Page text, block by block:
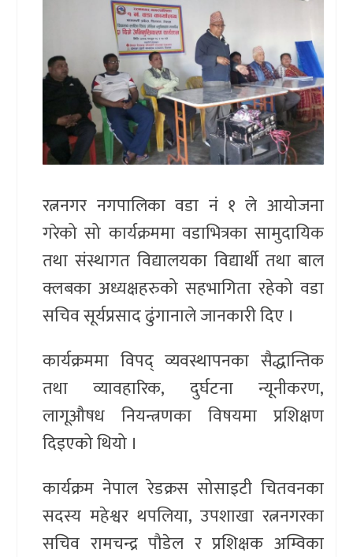
रत्ननगर नगपालिका वडा नं १ ले आयोजना
गरेको सो कार्यक्रममा वडाभित्रका सामुदायिक
तथा संस्थागत विद्यालयका विद्यार्थी तथा बाल
क्लबका अध्यक्षहरुको सहभागिता रहेको वडा
सचिव सूर्यप्रसाद ढुंगानाले जानकारी दिए ।
कार्यक्रममा विपद् व्यवस्थापनका सैद्धान्तिक
तथा व्यावहारिक, दुर्घटना न्यूनीकरण,
लागूऔषध नियन्त्रणका विषयमा प्रशिक्षण
दिइएको थियो ।
कार्यक्रम नेपाल रेडक्रस सोसाइटी चितवनका
सदस्य महेश्वर थपलिया, उपशाखा रत्ननगरका
सचिव रामचन्द्र पौडेल र प्रशिक्षक अम्विका